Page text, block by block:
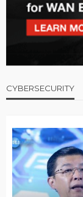
CYBERSECURITY